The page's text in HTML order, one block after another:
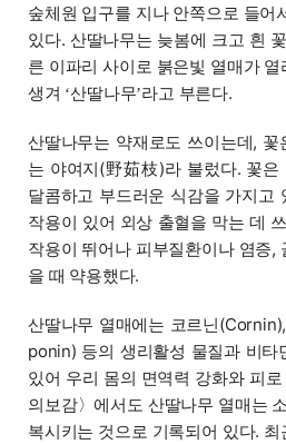
숲체원 입구를 지나 안쪽으로 들어
있다. 산딸나무는 늦봄에 크고 흰
른 이파리 사이로 붉은빛 열매가
생겨 ‘산딸나무’라고 부른다.
산딸나무는 약재로도 쓰이는데,
는 야여지(野茹枝)라 불렀다. 꽃은
달콤하고 부드러운 식감을 가지고
작용이 있어 외상 출혈을 막는 데
작용이 뛰어나 피부질환이나 염증,
을 때 약용했다.
산딸나무 열매에는 코르닌
ponin) 등의 생리활성 물질과 비타
있어 우리 몸의 면역력 강화와 피
의보감〉에서도 산딸나무 열매는
복시키는 것으로 기록되어 있다.